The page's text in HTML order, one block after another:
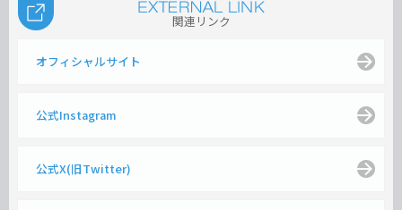
関連リンク
オフィシャルサイト
公式Instagram
公式X(旧Twitter)